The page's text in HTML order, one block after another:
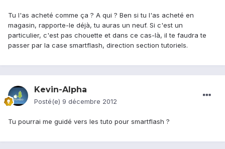
Tu l'as acheté comme ça ? A qui ? Ben si tu l'as acheté en
magasin, rapporte-le déjà, tu auras un neuf. Si c'est un
particulier, c'est pas chouette et dans ce cas-là, il te faudra te
passer par la case smartflash, direction section tutoriels.
Kevin-Alpha
Posté(e) 9 décembre 2012
Tu pourrai me guidé vers les tuto pour smartflash ?